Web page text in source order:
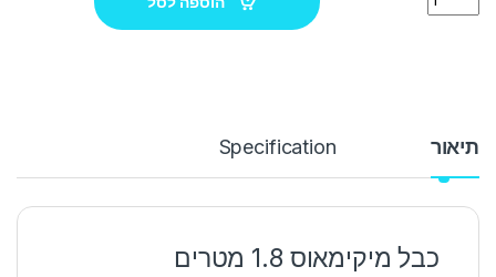
תיאור Specification
כבל מיקימאוס 1.8 מטרים